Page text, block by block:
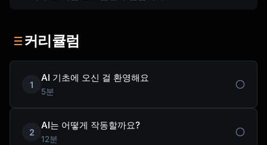
커리큘럼
1
AI 기초에 오신 걸 환영해요
5분
2
AI는 어떻게 작동할까요?
12분